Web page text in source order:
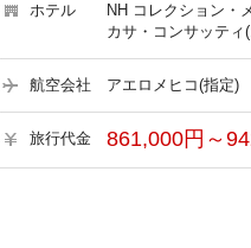
ホテル
NH コレクション・
カサ・コンサッティ
航空会社 アエロメヒコ(指定)
旅行代金 861,000円～